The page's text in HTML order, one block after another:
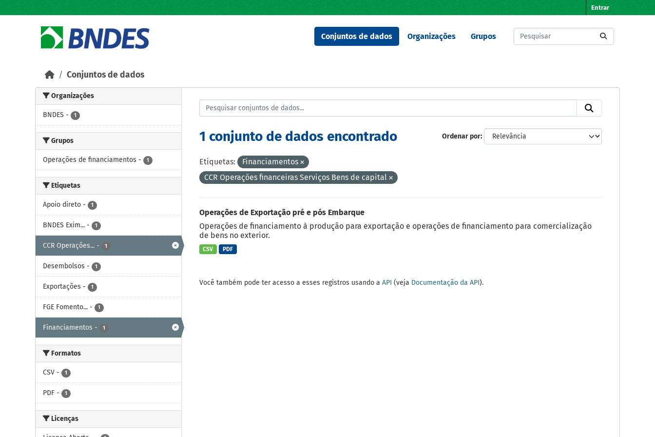
Entrar
Conjuntos de dados Organizações Grupos
Conjuntos de dados
Organizações
BNDES - 1
Grupos
Operações de financiamentos - 1
Etiquetas
Apoio direto - 1
BNDES Exim... - 1
CCR Operações... - 1
Desembolsos - 1
Exportações - 1
FGE Fomento... - 1
Financiamentos - 1
Formatos
CSV - 1
PDF - 1
Licenças
Ordenar por
1 conjunto de dados encontrado
Etiquetas:
Financiamentos
CCR Operações financeiras Serviços Bens de capital
Operações de Exportação pré e pós Embarque
Operações de financiamento à produção para exportação e operações de financiamento para comercialização
de bens no exterior.
CSV PDF
Você também pode ter acesso a esses registros usando a API (veja Documentação da API).